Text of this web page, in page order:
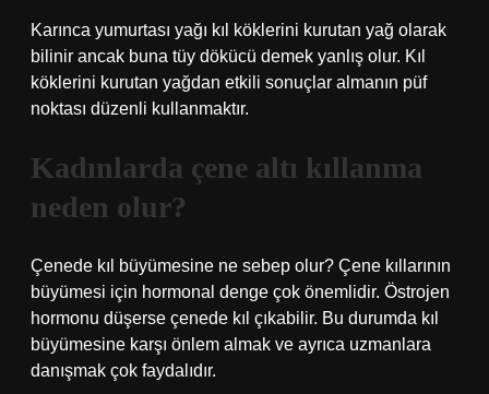
Karınca yumurtası yağı kıl köklerini kurutan yağ olarak
bilinir ancak buna tüy dökücü demek yanlış olur. Kıl
köklerini kurutan yağdan etkili sonuçlar almanın püf
noktası düzenli kullanmaktır.
Kadınlarda çene altı kıllanma
neden olur?
Çenede kıl büyümesine ne sebep olur? Çene kıllarının
büyümesi için hormonal denge çok önemlidir. Östrojen
hormonu düşerse çenede kıl çıkabilir. Bu durumda kıl
büyümesine karşı önlem almak ve ayrıca uzmanlara
danışmak çok faydalıdır.